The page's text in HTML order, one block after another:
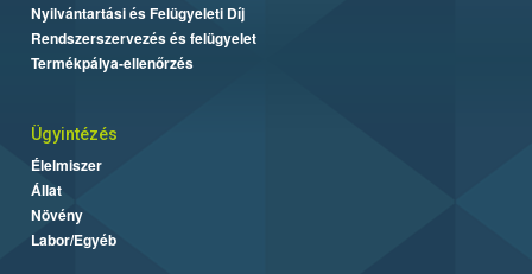
Nyilvántartási és Felügyeleti Díj
Rendszerszervezés és felügyelet
Termékpálya-ellenőrzés
Ügyintézés
Élelmiszer
Állat
Növény
Labor/Egyéb